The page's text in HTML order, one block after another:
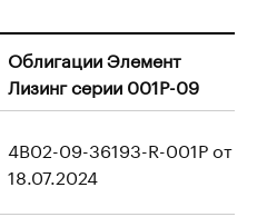
Облигации Элемент
Лизинг серии 001P-09
4B02-09-36193-R-001P от
18.07.2024